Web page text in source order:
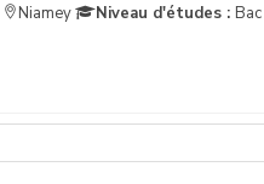
Niamey
Niveau d'études :